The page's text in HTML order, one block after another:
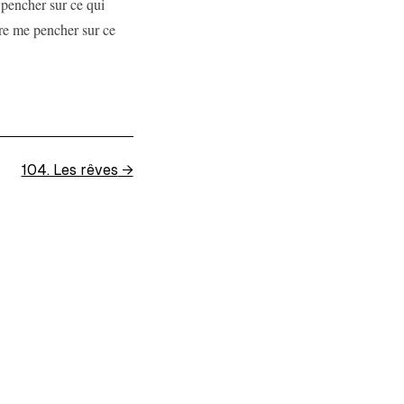
sur ce qui
me pencher sur ce
104. Les rêves →